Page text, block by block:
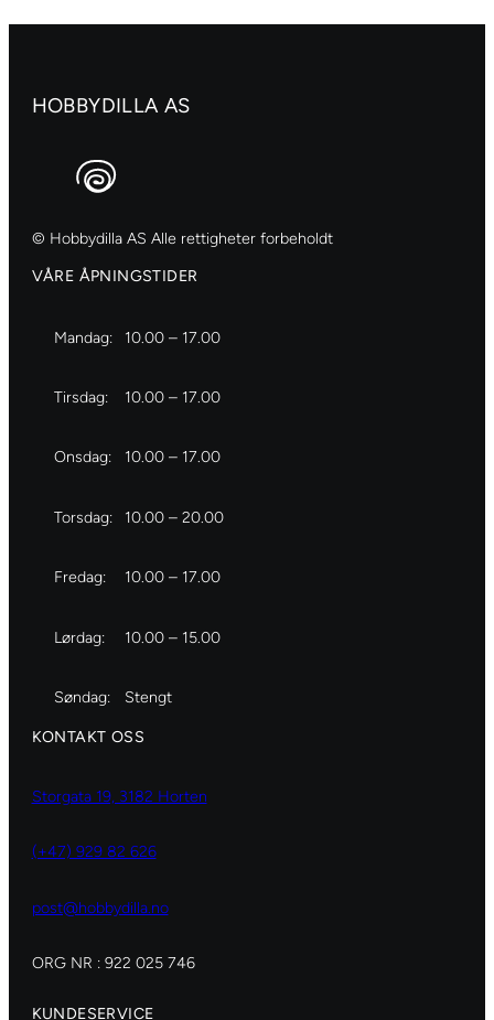
HOBBYDILLA AS
© Hobbydilla AS Alle rettigheter forbeholdt
VÅRE ÅPNINGSTIDER
Mandag: 10.00 – 17.00
Tirsdag: 10.00 – 17.00
Onsdag: 10.00 – 17.00
Torsdag: 10.00 – 20.00
Fredag: 10.00 – 17.00
Lørdag: 10.00 – 15.00
Søndag: Stengt
KONTAKT OSS
Storgata 19, 3182 Horten
(+47) 929 82 626
post@hobbydilla.no
ORG NR : 922 025 746
KUNDESERVICE